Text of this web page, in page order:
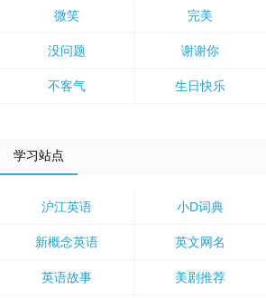
微笑 完美
没问题 谢谢你
不客气 生日快乐
学习站点
沪江英语 小D词典
新概念英语 英文网名
英语故事 美剧推荐